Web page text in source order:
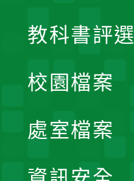
教科書評選
校園檔案
處室檔案